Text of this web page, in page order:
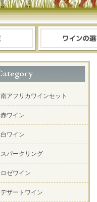
南アフリカワインセット
赤ワイン
白ワイン
スパークリング
ロゼワイン
デザートワイン